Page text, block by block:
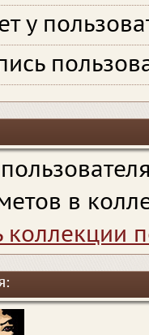
у
в
коллекции